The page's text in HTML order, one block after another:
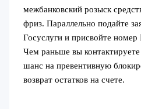
межбанковский розыск
фриз. Параллельно подайте
Госуслуги и присвойте
Чем раньше вы
шанс на превентивную
возврат остатков на счете.